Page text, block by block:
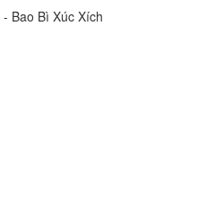
- Bao Bì Xúc Xích